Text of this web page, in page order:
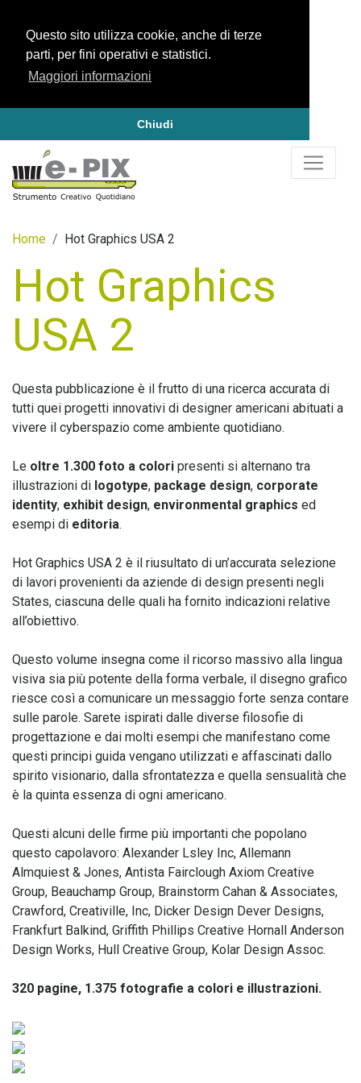
Questo sito utilizza cookie, anche di terze
parti, per fini operativi e statistici.
Maggiori informazioni
Chiudi
Home Hot Graphics USA 2
Hot Graphics
USA 2
Questa pubblicazione è il frutto di una ricerca accurata di
tutti quei progetti innovativi di designer americani abituati a
vivere il cyberspazio come ambiente quotidiano.
Le oltre 1.300 foto a colori presenti si alternano tra
illustrazioni di logotype, package design, corporate
identity, exhibit design, environmental graphics ed
esempi di editoria.
Hot Graphics USA 2 è il riusultato di un’accurata selezione
di lavori provenienti da aziende di design presenti negli
States, ciascuna delle quali ha fornito indicazioni relative
all’obiettivo.
Questo volume insegna come il ricorso massivo alla lingua
visiva sia più potente della forma verbale, il disegno grafico
riesce così a comunicare un messaggio forte senza contare
sulle parole. Sarete ispirati dalle diverse filosofie di
progettazione e dai molti esempi che manifestano come
questi principi guida vengano utilizzati e affascinati dallo
spirito visionario, dalla sfrontatezza e quella sensualità che
è la quinta essenza di ogni americano.
Questi alcuni delle firme più importanti che popolano
questo capolavoro: Alexander Lsley Inc, Allemann
Almquiest & Jones, Antista Fairclough Axiom Creative
Group, Beauchamp Group, Brainstorm Cahan & Associates,
Crawford, Creativille, Inc, Dicker Design Dever Designs,
Frankfurt Balkind, Griffith Phillips Creative Hornall Anderson
Design Works, Hull Creative Group, Kolar Design Assoc.
320 pagine, 1.375 fotografie a colori e illustrazioni.